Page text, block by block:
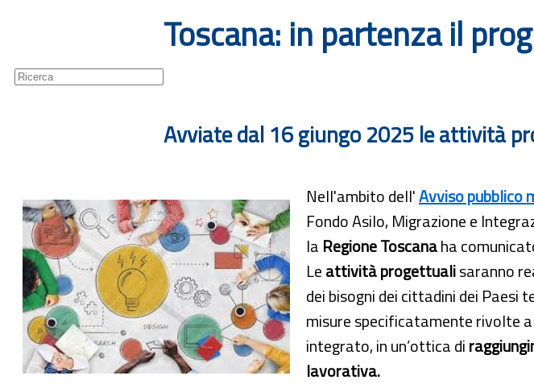
Toscana: in partenza il
Avviate dal 16 giungo 2025 le attività
Nell'ambito dell'Avviso pubblico
Fondo Asilo, Migrazione e
la Regione Toscanaha
Leattività progettualisaranno
dei bisogni dei cittadini dei Paesi
misure specificatamente rivolte
integrato, in un’ottica di
lavorativa.